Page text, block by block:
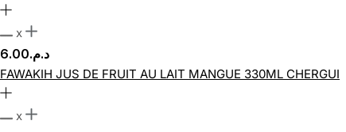
x
د.م.6.00
FAWAKIH JUS DE FRUIT AU LAIT MANGUE 330ML CHERGUI
x